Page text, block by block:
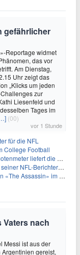
gefährlicher
Reportage widmet
das vor
Am Dienstag,
Uhr zeigt das
„Klicks um jeden
zur
Liesenfeld und
Tages im
(00)
vor 1 Stunde
für die NFL
College Football
liefert die Vorlagen
NFL-Berichterstattung
im Fernsehen
Vaters nach
Messi ist aus der
gereist,